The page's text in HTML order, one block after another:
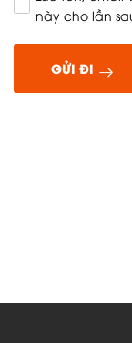
này cho lần
GỬI ĐI